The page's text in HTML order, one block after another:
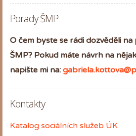
Porady ŠMP
O čem byste se rádi dozvěděli
ŠMP? Pokud máte návrh na
napište mi na:
Kontakty
Katalog sociálních služeb ÚK